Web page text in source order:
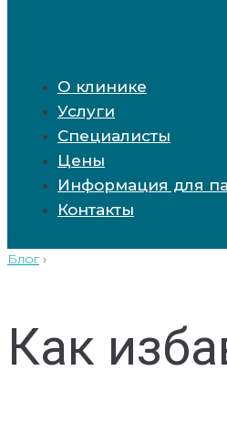
О клинике
Услуги
Специалисты
Цены
Информация для
Контакты
Блог ›
Как